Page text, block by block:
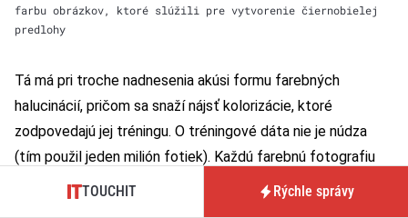
farbu obrázkov, ktoré slúžili pre vytvorenie čiernobielej
predlohy
Tá má pri troche nadnesenia akúsi formu farebných
halucinácií, pričom sa snaží nájsť kolorizácie, ktoré
zodpovedajú jej tréningu. O tréningové dáta nie je núdza
(tím použil jeden milión fotiek). Každú farebnú fotografiu
totiž môžete odfarbiť a následne použiť na tréning, pričom
TOUCHIT Rýchle správy